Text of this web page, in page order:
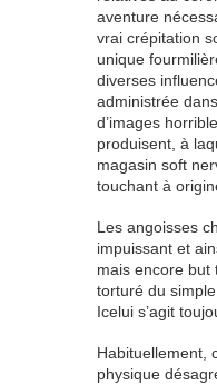
aventure
vrai crépitation
unique
diverses
administrée
d’images
produisent, à
magasin soft
touchant à
Les angoisses
impuissant et
mais encore but
torturé du
Icelui s’agit
Habituellement,
physique